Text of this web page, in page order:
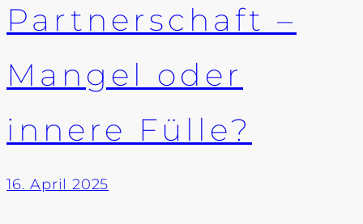
Partnerschaft –
Mangel oder
innere Fülle?
16. April 2025